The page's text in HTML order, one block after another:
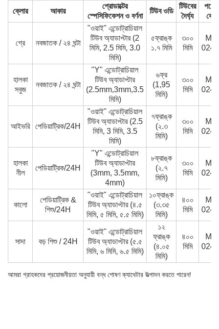
ক্লোর
আকার
প্রোডাক্টের
স্পেসিফিকেশন ও বর্ণনা
টিউব ওডি
টিউবের
দৈর্ঘ্য
কোড
গ্রে নবজাতক / ২৪ ঘন্টা
"ওয়াই" এন্ডোট্রাচিয়াল
টিউব অ্যাডাপ্টার (2
মিমি, 2.5 মিমি, 3.0
মিমি)
৫ফ্রাঙ্ক
১.৭ মিমি
৩০০
মিমি
হালকা
সবুজ
নবজাতক / ২৪ ঘন্টা
"Y" এন্ডোট্রাচিয়াল
টিউব অ্যাডাপ্টার
(2.5mm,3mm,3.5
মিমি)
৬ফ্র
(1,95
মিমি)
৩০০
মিমি
আইভরি পেডিয়াট্রিক/24H
"ওয়াই" এন্ডোট্রাচিয়াল
টিউব অ্যাডাপ্টার (2.5
মিমি, 3 মিমি, 3.5
মিমি)
৭ফ্রাঙ্ক
(২.৩
মিমি)
৩০০
মিমি
হালকা
নীল
পেডিয়াট্রিক/24H
"Y" এন্ডোট্রাচিয়াল
টিউব অ্যাডাপ্টার
(3mm, 3.5mm,
4mm)
৮ফ্রাঙ্ক
(২.৭
মিমি)
৩০০
মিমি
কালো
পেডিয়াট্রিক &
শিশু/24H
"ওয়াই" এন্ডোট্রাচিয়াল
টিউব অ্যাডাপ্টার (৪.৫
মিমি, ৫ মিমি, ৫.৫ মিমি)
১০ফ্রাঙ্ক
(৩.৩৫
মিমি)
৪০০
মিমি
সাদা বড় শিশু / 24H
"ওয়াই" এন্ডোট্রাচিয়াল
টিউব অ্যাডাপ্টার (৫.৫
মিমি, ৬ মিমি, ৬.৫ মিমি)
১২
ফ্রাঙ্ক
(৪.০৫
মিমি)
৪০০
মিমি
আমরা গ্রাহকদের প্রয়োজনীয়তা অনুযায়ী বন্ধ শোষণ ক্যাথেটার উত্পাদন করতে পারেন!